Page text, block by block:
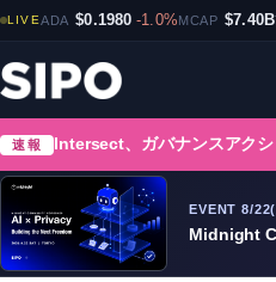
LIVEADA $0.1980 -1.0%MCAP $7.40B
速報 Intersect、ガバナンスアク
EVENT 8/
Midnight